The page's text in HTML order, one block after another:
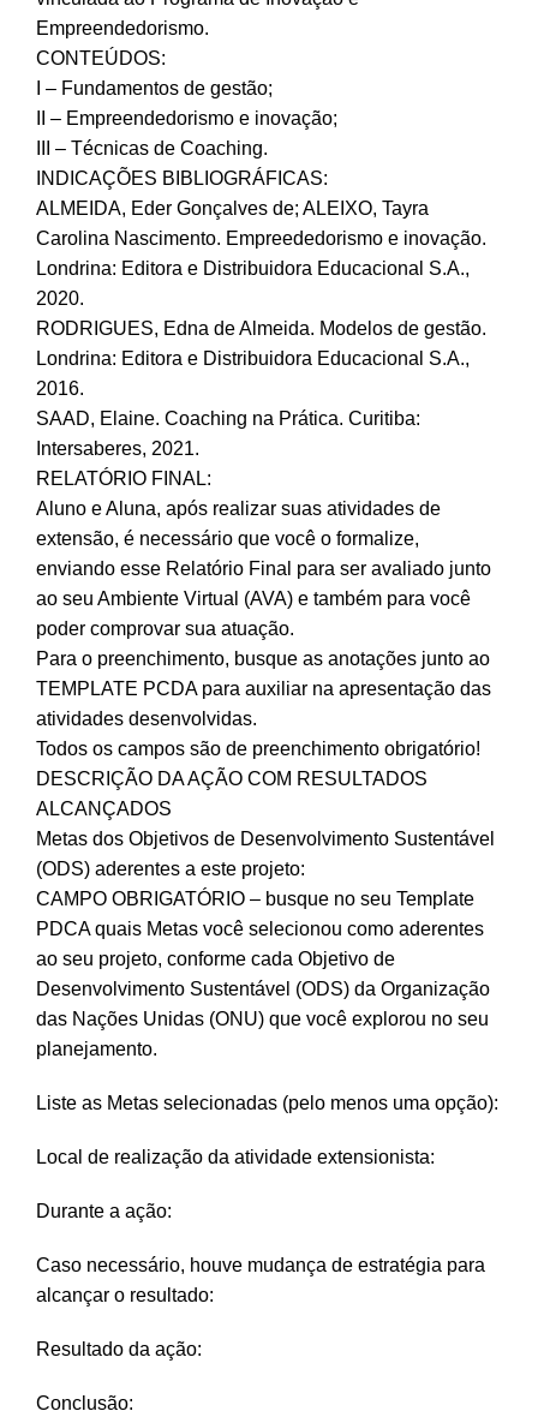
Empreendedorismo.
CONTEÚDOS:
I – Fundamentos de gestão;
II – Empreendedorismo e inovação;
III – Técnicas de Coaching.
INDICAÇÕES BIBLIOGRÁFICAS:
ALMEIDA, Eder Gonçalves de; ALEIXO, Tayra
Carolina Nascimento. Empreededorismo e inovação.
Londrina: Editora e Distribuidora Educacional S.A.,
2020.
RODRIGUES, Edna de Almeida. Modelos de gestão.
Londrina: Editora e Distribuidora Educacional S.A.,
2016.
SAAD, Elaine. Coaching na Prática. Curitiba:
Intersaberes, 2021.
RELATÓRIO FINAL:
Aluno e Aluna, após realizar suas atividades de
extensão, é necessário que você o formalize,
enviando esse Relatório Final para ser avaliado junto
ao seu Ambiente Virtual (AVA) e também para você
poder comprovar sua atuação.
Para o preenchimento, busque as anotações junto ao
TEMPLATE PCDA para auxiliar na apresentação das
atividades desenvolvidas.
Todos os campos são de preenchimento obrigatório!
DESCRIÇÃO DA AÇÃO COM RESULTADOS
ALCANÇADOS
Metas dos Objetivos de Desenvolvimento Sustentável
(ODS) aderentes a este projeto:
CAMPO OBRIGATÓRIO – busque no seu Template
PDCA quais Metas você selecionou como aderentes
ao seu projeto, conforme cada Objetivo de
Desenvolvimento Sustentável (ODS) da Organização
das Nações Unidas (ONU) que você explorou no seu
planejamento.
Liste as Metas selecionadas (pelo menos uma opção):
Local de realização da atividade extensionista:
Durante a ação:
Caso necessário, houve mudança de estratégia para
alcançar o resultado:
Resultado da ação:
Conclusão: